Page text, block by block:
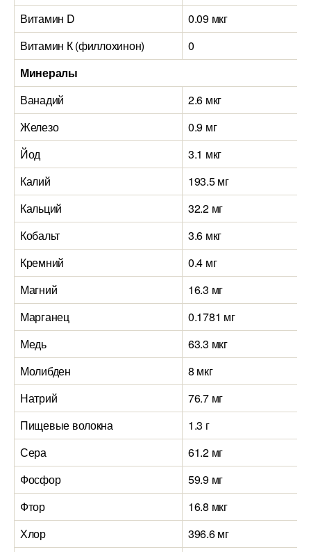
Витамин D
0.09 мкг
Витамин К (филлохинон)
0
Минералы
Ванадий
2.6 мкг
Железо
0.9 мг
Йод
3.1 мкг
Калий
193.5 мг
Кальций
32.2 мг
Кобальт
3.6 мкг
Кремний
0.4 мг
Магний
16.3 мг
Марганец
0.1781 мг
Медь
63.3 мкг
Молибден
8 мкг
Натрий
76.7 мг
Пищевые волокна
1.3 г
Сера
61.2 мг
Фосфор
59.9 мг
Фтор
16.8 мкг
Хлор
396.6 мг